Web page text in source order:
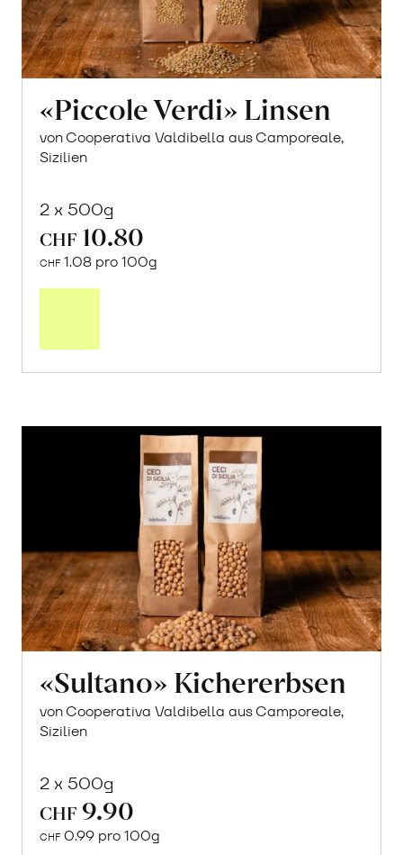
«Piccole Verdi» Linsen
von Cooperativa Valdibella aus Camporeale,
Sizilien
2 x 500g
CHF 10.80
CHF 1.08 pro 100g
«Sultano» Kichererbsen
von Cooperativa Valdibella aus Camporeale,
Sizilien
2 x 500g
CHF 9.90
CHF 0.99 pro 100g